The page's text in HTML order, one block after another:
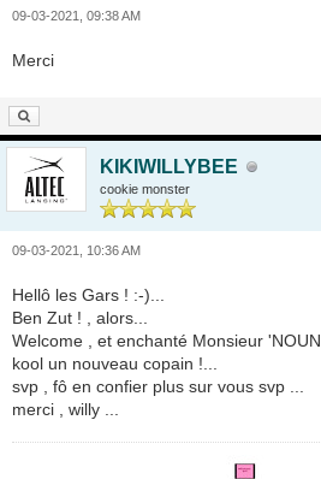
09-03-2021, 09:38 AM
Merci
KIKIWILLYBEE
cookie monster
09-03-2021, 10:36 AM
Hellô les Gars ! :-)...
Ben Zut ! , alors...
Welcome , et enchanté Monsieur
kool un nouveau copain !...
svp , fô en confier plus sur vous svp ...
merci , willy ...